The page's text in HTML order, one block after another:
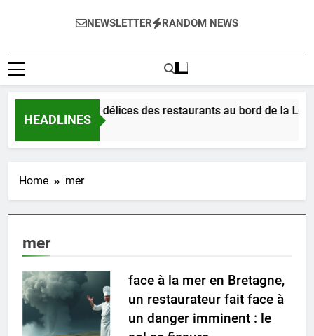
NEWSLETTER RANDOM NEWS
HEADLINES
Dégustez les délices des restaurants au bord de la
3 Heures Ago
Home mer
mer
face à la mer en Bretagne,
un restaurateur fait face à
un danger imminent : le